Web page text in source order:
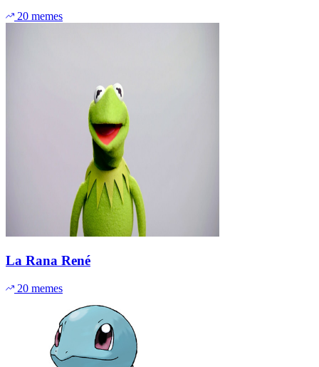
20 memes
La Rana René
20 memes